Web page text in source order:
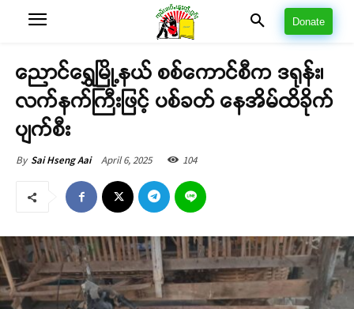
Donate
ညောင်ရွှေမြို့နယ် စစ်ကောင်စီက ဒရုန်း၊
လက်နက်ကြီးဖြင့် ပစ်ခတ် နေအိမ်ထိခိုက်
ပျက်စီး
By Sai Hseng Aai April 6, 2025 104